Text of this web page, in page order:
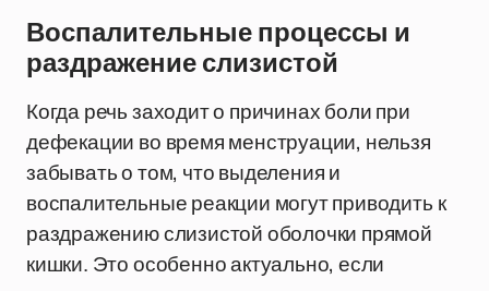
Воспалительные процессы и
раздражение слизистой
Когда речь заходит о причинах боли при
дефекации во время менструации, нельзя
забывать о том, что выделения и
воспалительные реакции могут приводить к
раздражению слизистой оболочки прямой
кишки. Это особенно актуально, если